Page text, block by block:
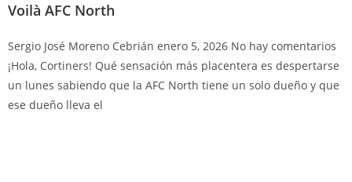
Voilà AFC North
Sergio José Moreno Cebrián enero 5, 2026 No hay comentarios
¡Hola, Cortiners! Qué sensación más placentera es despertarse
un lunes sabiendo que la AFC North tiene un solo dueño y que
ese dueño lleva el